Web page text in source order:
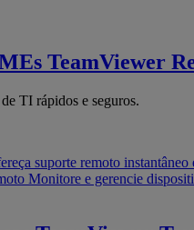
TeamViewer
TI rápidos e seguros.
suporte remoto instantâneo
Monitore e gerencie